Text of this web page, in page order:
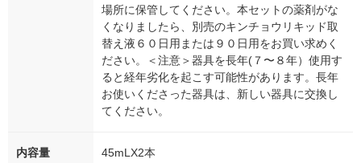
場所に保管してください。本セットの薬剤がな
くなりましたら、別売のキンチョウリキッド取
替え液６０日用または９０日用をお買い求めく
ださい。＜注意＞器具を長年(７〜８年）使用す
ると経年劣化を起こす可能性があります。長年
お使いくださった器具は、新しい器具に交換し
てください。
内容量 45mLX2本